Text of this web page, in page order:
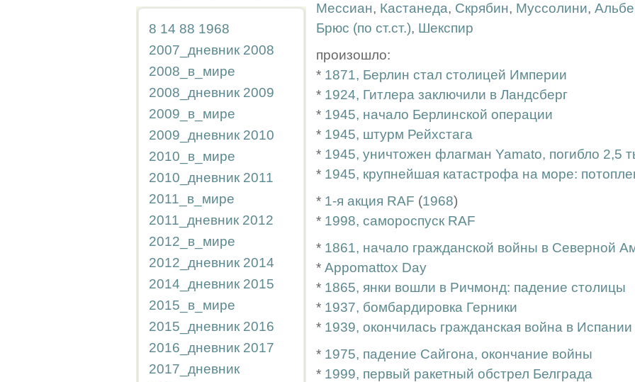
8 14 88 1968
2007_дневник 2008
2008_в_мире
2008_дневник 2009
2009_в_мире
2009_дневник 2010
2010_в_мире
2010_дневник 2011
2011_в_мире
2011_дневник 2012
2012_в_мире
2012_дневник 2014
2014_дневник 2015
2015_в_мире
2015_дневник 2016
2016_дневник 2017
2017_дневник
Мессиан, Кастанеда, Скрябин, Муссолини,
Брюс (по ст.ст.), Шекспир
произошло:
* 1871, Берлин стал столицей Империи
* 1924, Гитлера заключили в Ландсберг
* 1945, начало Берлинской операции
* 1945, штурм Рейхстага
* 1945, уничтожен флагман Yamato, погибло 2,5
* 1945, крупнейшая катастрофа на море:
* 1-я акция RAF (1968)
* 1998, самороспуск RAF
* 1861, начало гражданской войны в Северной
* Appomattox Day
* 1865, янки вошли в Ричмонд: падение столицы
* 1937, бомбардировка Герники
* 1939, окончилась гражданская война в Испании
* 1975, падение Сайгона, окончание войны
* 1999, первый ракетный обстрел Белграда